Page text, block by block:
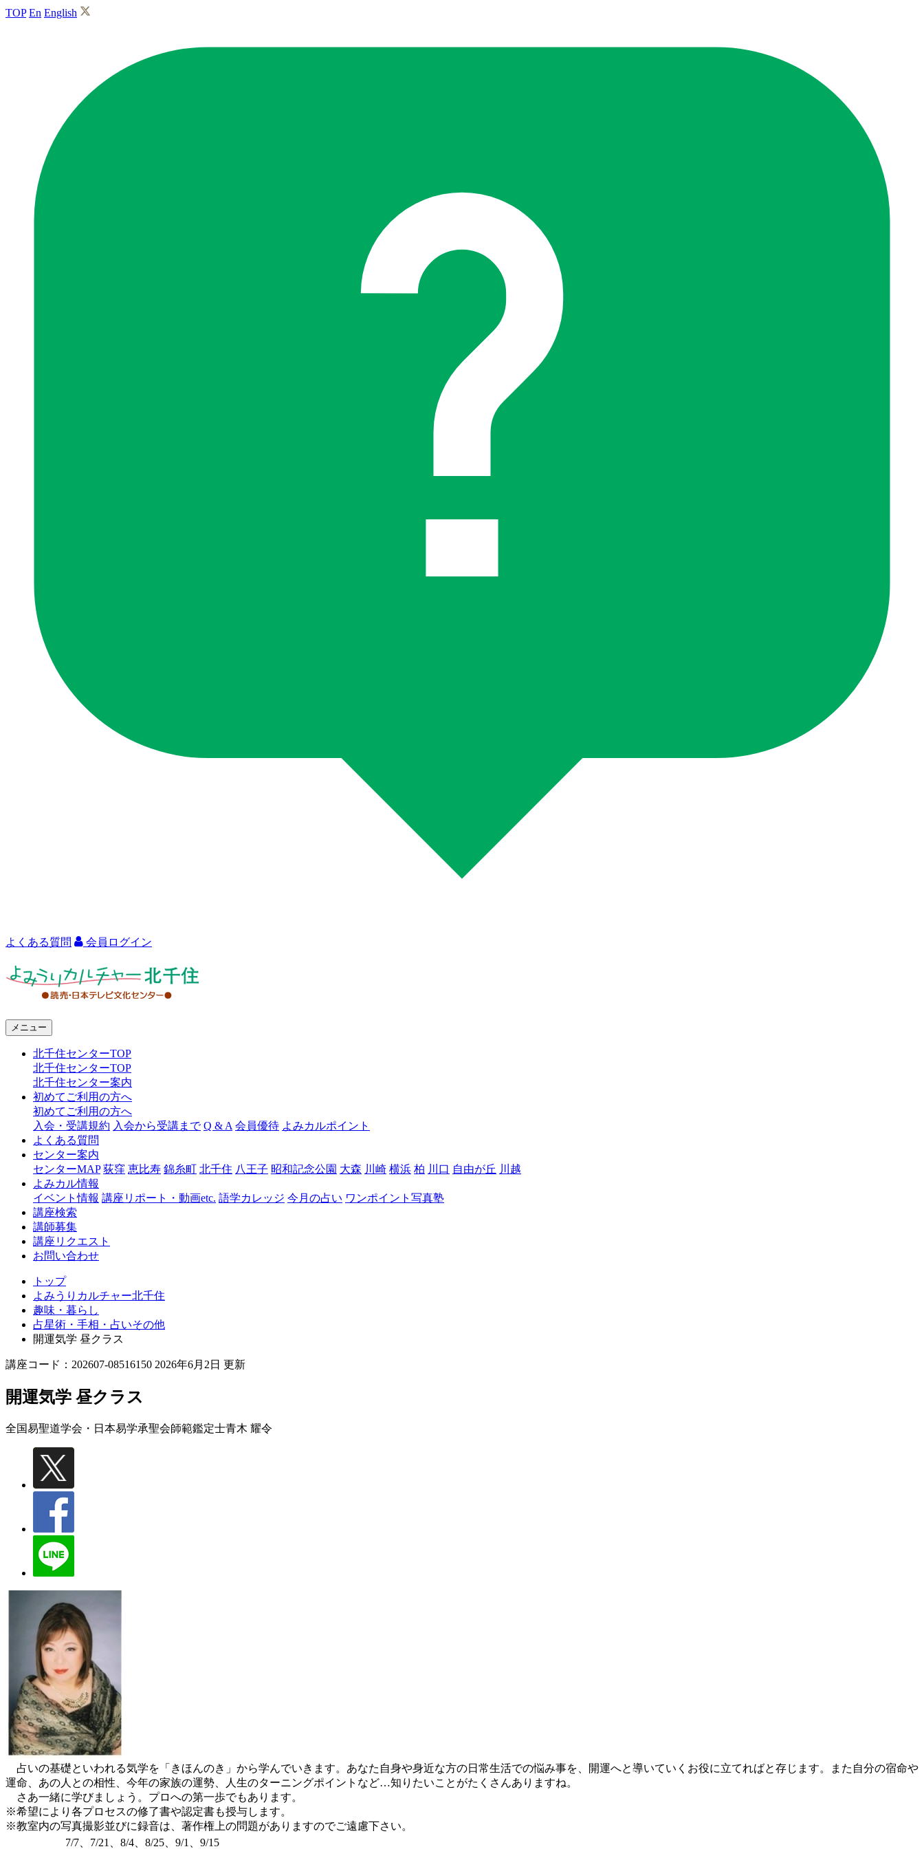
TOP En English
よくある質問 会員ログイン
ャ
北
千
メニュー
北千住センターTOP
北千住センターTOP
北千住センター案内
初めてご利用の方へ
初めてご利用の方へ
入会・受講規約 入会から受講まで Q & A 会員優待 よみカルポイント
よくある質問
センター案内
センターMAP 荻窪 恵比寿 錦糸町 北千住 八王子 昭和記念公園 大森 川崎 横浜 柏 川口 自由が丘 川越
よみカル情報
イベント情報 講座リポート・動画etc. 語学カレッジ 今月の占い ワンポイント写真塾
講座検索
講師募集
講座リクエスト
お問い合わせ
トップ
よみうりカルチャー北千住
趣味・暮らし
占星術・手相・占いその他
開運気学 昼クラス
講座コード：202607-08516150 2026年6月2日 更新
開運気学 昼クラス
全国易聖道学会・日本易学承聖会師範鑑定士青木 耀令
占いの基礎といわれる気学を「きほんのき」から学んでいきます。あなた自身や身近な方の日常生活での悩み事を、開運へと導いていくお役に立てればと存じます。また自分の宿命や
運命、あの人との相性、今年の家族の運勢、人生のターニングポイントなど…知りたいことがたくさんありますね。
さあ一緒に学びましょう。プロへの第一歩でもあります。
※希望により各プロセスの修了書や認定書も授与します。
※教室内の写真撮影並びに録音は、著作権上の問題がありますのでご遠慮下さい。
7/7、7/21、8/4、8/25、9/1、9/15